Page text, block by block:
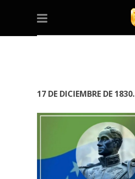
17 DE DICIEMBRE DE 1830.